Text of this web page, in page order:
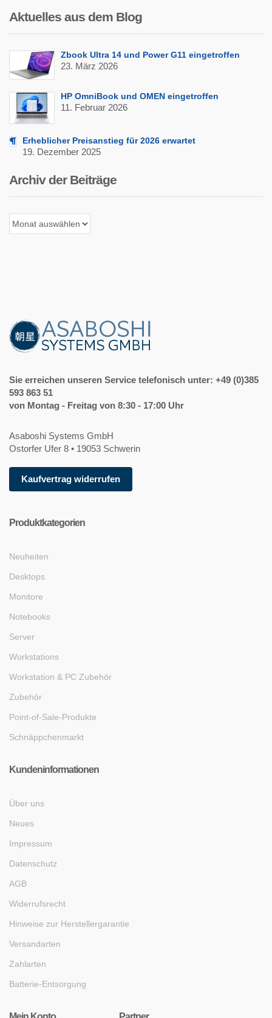
Aktuelles aus dem Blog
Zbook Ultra 14 und Power G11 eingetroffen
23. März 2026
HP OmniBook und OMEN eingetroffen
11. Februar 2026
Erheblicher Preisanstieg für 2026 erwartet
19. Dezember 2025
Archiv der Beiträge
Archiv
der
Sie erreichen unseren Service telefonisch unter: +49 (0)385
593 863 51
von Montag - Freitag von 8:30 - 17:00 Uhr
Asaboshi Systems GmbH
Ostorfer Ufer 8 • 19053 Schwerin
Kaufvertrag widerrufen
Produktkategorien
Neuheiten
Desktops
Monitore
Notebooks
Server
Workstations
Workstation & PC Zubehör
Zubehör
Point-of-Sale-Produkte
Schnäppchenmarkt
Kundeninformationen
Über uns
Neues
Impressum
Datenschutz
AGB
Widerrufsrecht
Hinweise zur Herstellergarantie
Versandarten
Zahlarten
Batterie-Entsorgung